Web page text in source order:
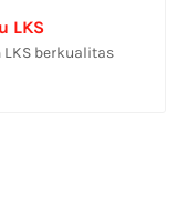
LKS
berkualitas